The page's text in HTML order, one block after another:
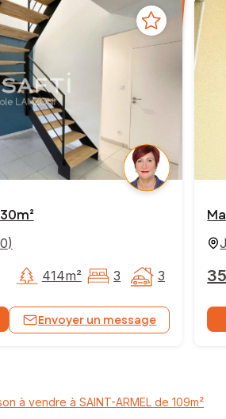
)
414m² 3 3
Envoyer un message
à vendre à SAINT-ARMEL de 109m²